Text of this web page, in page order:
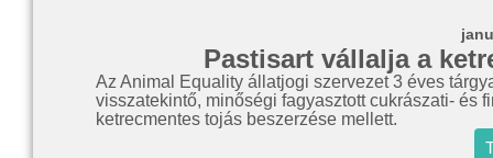
Pastisart vállalja a
Az Animal Equality állatjogi szervezet 3 éves
visszatekintő, minőségi fagyasztott cukrászati- és
ketrecmentes tojás beszerzése mellett.